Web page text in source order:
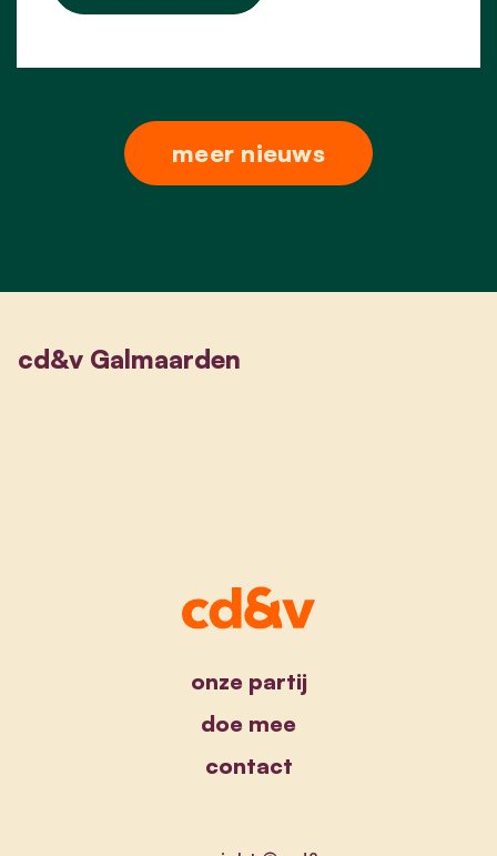
meer nieuws
cd&v Galmaarden
onze partij
doe mee
contact